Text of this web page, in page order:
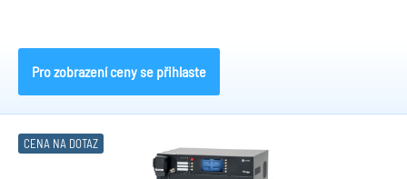
Pro zobrazení ceny se přihlaste
CENA NA DOTAZ